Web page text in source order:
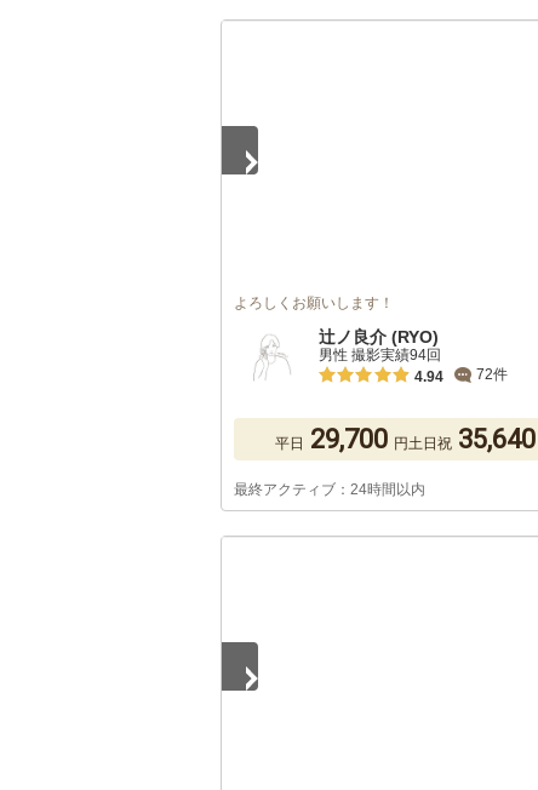
よろしくお願いします！
辻ノ良介 (RYO)
男性 撮影実績94回
4.94
72件
平日 29,700 円土日祝 35,640
最終アクティブ：24時間以内